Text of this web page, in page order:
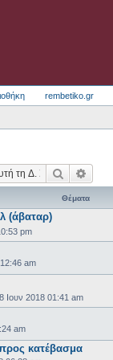
rembetiko.gr
Αναζήτηση
Θέματα
(άβαταρ)
pm
am
Ιουν 2018 01:41 am
am
κατέβασμα